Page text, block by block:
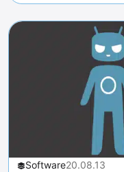
Software20.08.13